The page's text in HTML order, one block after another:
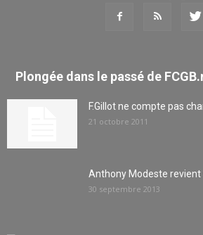
Plongée dans le passé de
F.Gillot ne compte pas
21 octobre 2011
Anthony Modeste
30 septembre 2013